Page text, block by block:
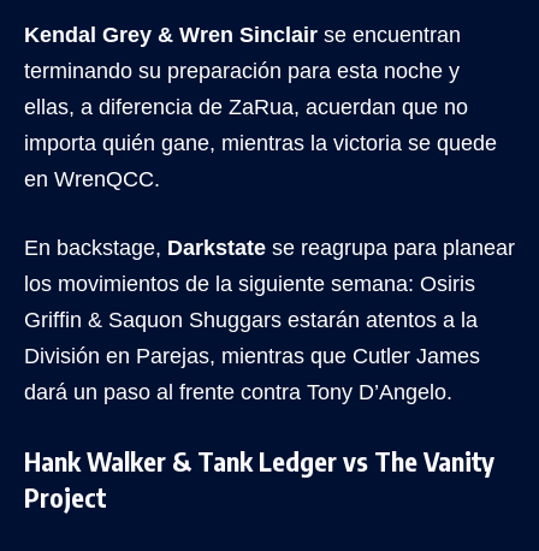
Kendal Grey & Wren Sinclair se encuentran
terminando su preparación para esta noche y
ellas, a diferencia de ZaRua, acuerdan que no
importa quién gane, mientras la victoria se quede
en WrenQCC.
En backstage, Darkstate se reagrupa para planear
los movimientos de la siguiente semana: Osiris
Griffin & Saquon Shuggars estarán atentos a la
División en Parejas, mientras que Cutler James
dará un paso al frente contra Tony D’Angelo.
Hank Walker & Tank Ledger vs The Vanity
Project